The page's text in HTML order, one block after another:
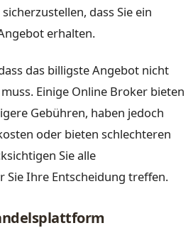
dass Sie ein
erhalten.
das billigste Angebot nicht
Einige Online Broker bieten
Gebühren, haben jedoch
oder bieten schlechteren
Sie alle
Sie Ihre Entscheidung treffen.